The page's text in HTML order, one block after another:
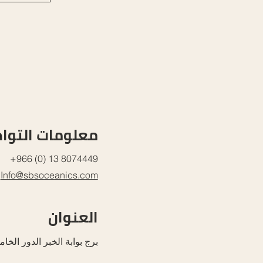
معلومات
+966 (0) 13 8074449
Info@sbsoceanics.com
العنوان
.برج بوابة الخبر الدور